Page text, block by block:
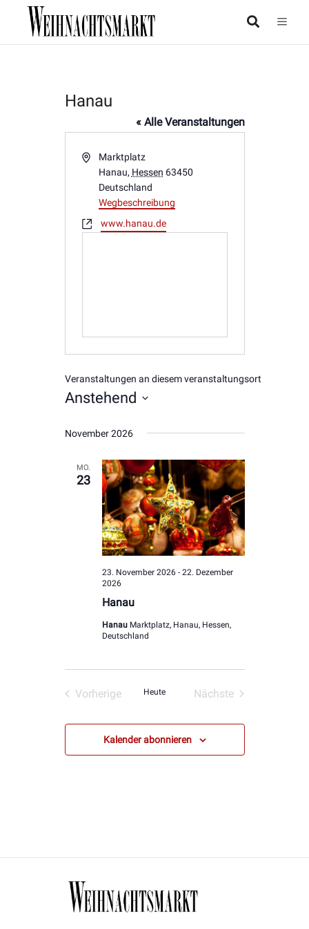
Hanau
« Alle Veranstaltungen
AdresseMarktplatz
Hanau, Hessen 63450
Deutschland
Wegbeschreibung
Webseitewww.hanau.de
Veranstaltungen an diesem veranstaltungsort
Anstehend
wählen.
November 2026
MO.
23
Hanau
23. November 2026- 22. Dezember
2026
Hanau Marktplatz, Hanau, Hessen,
Deutschland
Vorherige
Heute
Nächste
Kalender abonnieren